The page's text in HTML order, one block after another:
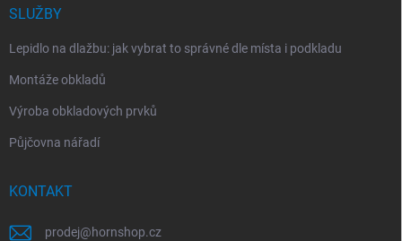
SLUŽBY
Lepidlo na dlažbu: jak vybrat to správné dle místa i podkladu
Montáže obkladů
Výroba obkladových prvků
Půjčovna nářadí
KONTAKT
prodej@hornshop.cz